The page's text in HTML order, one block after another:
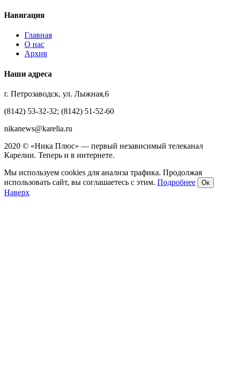
Навигация
Главная
О нас
Архив
Наши адреса
г. Петрозаводск, ул. Лыжная,6
(8142) 53-32-32; (8142) 51-52-60
nikanews@karelia.ru
2020 © «Ника Плюс» — первый независимый телеканал
Карелии. Теперь и в интернете.
Мы используем cookies для анализа трафика. Продолжая
использовать сайт, вы соглашаетесь с этим. Подробнее Ок
Наверх